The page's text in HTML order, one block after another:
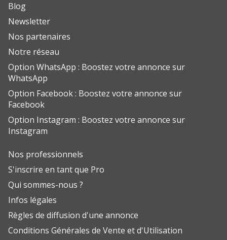
Blog
Newsletter
Nos partenaires
Notre réseau
Option WhatsApp : Boostez votre annonce sur
WhatsApp
Option Facebook : Boostez votre annonce sur
Facebook
Option Instagram : Boostez votre annonce sur
Instagram
Nos professionnels
S'inscrire en tant que Pro
Qui sommes-nous ?
Infos légales
Règles de diffusion d'une annonce
Conditions Générales de Vente et d'Utilisation